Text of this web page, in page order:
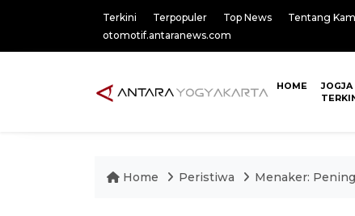
Terkini Terpopuler Top News Tentang
otomotif.antaranews.com
HOME
JOGJA
Home Peristiwa Menaker: